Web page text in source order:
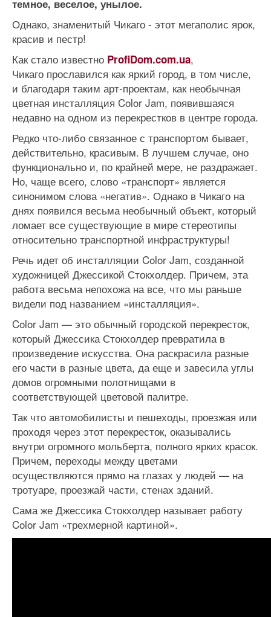
темное, веселое, унылое.
Однако, знаменитый Чикаго - этот мегаполис ярок,
красив и пестр!
Как стало известно ProfiDom.com.ua,
Чикаго прославился как яркий город, в том числе,
и благодаря таким арт-проектам, как необычная
цветная инсталляция Color Jam, появившаяся
недавно на одном из перекрестков в центре города.
Редко что-либо связанное с транспортом бывает,
действительно, красивым. В лучшем случае, оно
функционально и, по крайней мере, не раздражает.
Но, чаще всего, слово «транспорт» является
синонимом слова «негатив». Однако в Чикаго на
днях появился весьма необычный объект, который
ломает все существующие в мире стереотипы
относительно транспортной инфраструктуры!
Речь идет об инсталляции Color Jam, созданной
художницей Джессикой Стокхолдер. Причем, эта
работа весьма непохожа на все, что мы раньше
видели под названием «инсталляция».
Color Jam — это обычный городской перекресток,
который Джессика Стокхолдер превратила в
произведение искусства. Она раскрасила разные
его части в разные цвета, да еще и завесила углы
домов огромными полотнищами в
соответствующей цветовой палитре.
Так что автомобилисты и пешеходы, проезжая или
проходя через этот перекресток, оказывались
внутри огромного мольберта, полного ярких красок.
Причем, переходы между цветами
осуществляются прямо на глазах у людей — на
тротуаре, проезжай части, стенах зданий.
Сама же Джессика Стокхолдер называет работу
Color Jam «трехмерной картиной».